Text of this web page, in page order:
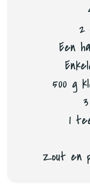
2
Een
500 g
1
Zout en